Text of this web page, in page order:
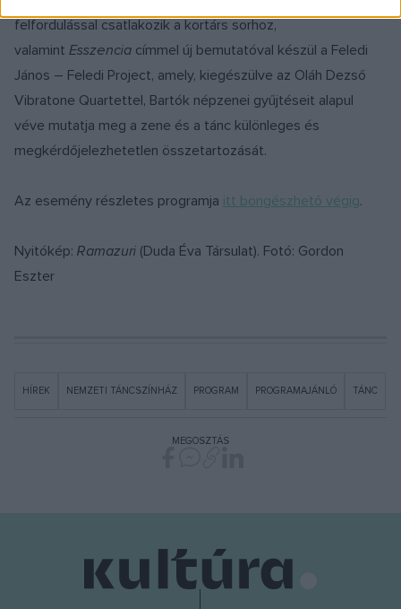
felfordulással csatlakozik a kortárs sorhoz,
valamint Esszencia címmel új bemutatóval készül a Feledi
János – Feledi Project, amely, kiegészülve az Oláh Dezső
Vibratone Quartettel, Bartók népzenei gyűjtéseit alapul
véve mutatja meg a zene és a tánc különleges és
megkérdőjelezhetetlen összetartozását.
Az esemény részletes programja itt böngészhető végig.
Nyitókép: Ramazuri (Duda Éva Társulat). Fotó: Gordon
Eszter
HÍREK NEMZETI TÁNCSZÍNHÁZ PROGRAM PROGRAMAJÁNLÓ TÁNC
MEGOSZTÁS